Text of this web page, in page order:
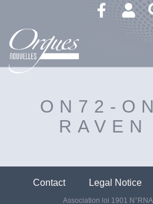
ON72-
Association loi 1901
Contact Legal Notice